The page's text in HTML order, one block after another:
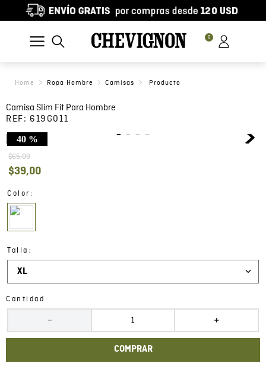
0
Ropa Hombre Camisas
Camisa Slim Fit Para Hombre
REF: 619G011
40 %
$65,00
$39,00
Color :
Talla :
XL
Cantidad
＋
－
COMPRAR